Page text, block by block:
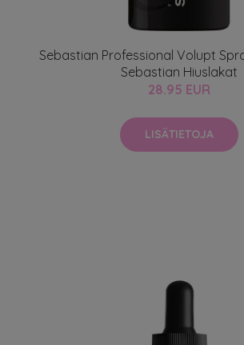
Sebastian Professional Volupt
Sebastian Hiuslakat
28.95 EUR
LISÄTIETOJA